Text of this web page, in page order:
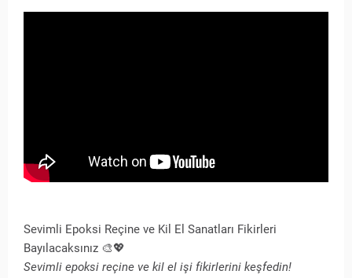
Sevimli Epoksi Reçine ve Kil El Sanatları Fikirleri
Bayılacaksınız 🎨💖
Sevimli epoksi reçine ve kil el işi fikirlerini keşfedin!